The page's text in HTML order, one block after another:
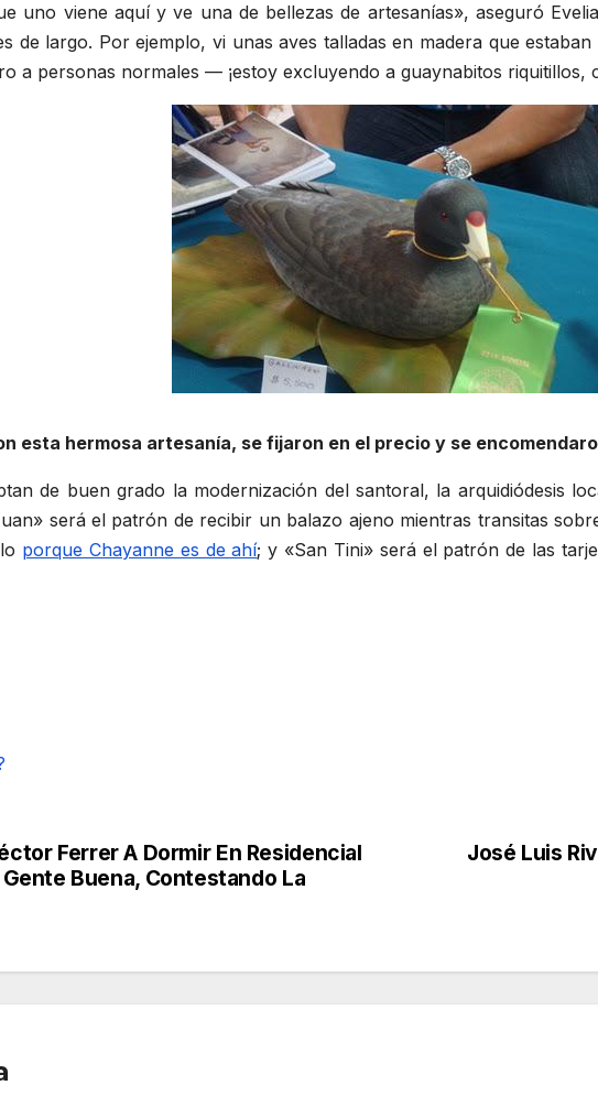
uno viene aquí y ve una de bellezas de artesanías», aseguró
de largo. Por ejemplo, vi unas aves talladas en madera que
a personas normales — ¡estoy excluyendo a guaynabitos riquitillos,
esta hermosa artesanía, se fijaron en el precio y se
de buen grado la modernización del santoral, la arquidiódesis
será el patrón de recibir un balazo ajeno mientras transitas
porque Chayanne es de ahí; y «San Tini» será el patrón de las
José Luis
Ferrer A Dormir En Residencial
Buena, Contestando La